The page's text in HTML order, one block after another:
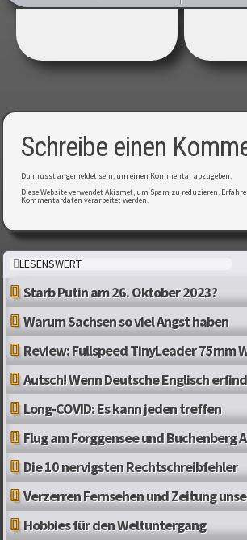
Schreibe einen
Du musstangemeldet sein, um einen Kommentar abzugeben.
Diese Website verwendet Akismet, um Spam zu reduzieren.
Kommentardaten verarbeitet werden.
LESENSWERT
Starb Putin am 26. Oktober 2023?
Warum Sachsen so viel Angst haben
Review: Fullspeed TinyLeader 75mm
Autsch! Wenn Deutsche Englisch
Long-COVID: Es kann jeden treffen
Flug am Forggensee und Buchenberg
Die 10 nervigsten Rechtschreibfehler
Verzerren Fernsehen und Zeitung
Hobbies für den Weltuntergang